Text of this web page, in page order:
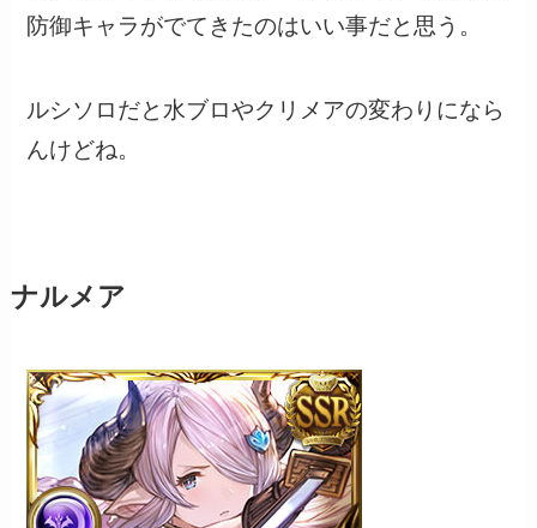
防御キャラがでてきたのはいい事だと思う。
ルシソロだと水ブロやクリメアの変わりになら
んけどね。
ナルメア